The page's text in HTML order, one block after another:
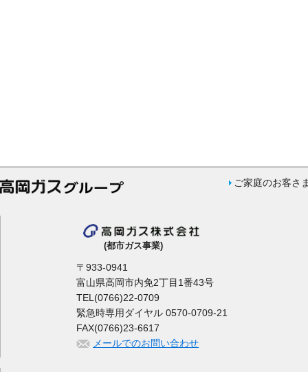
ご家庭のお客さ
(都市ガス事業)
〒933-0941
富山県高岡市内免2丁目1番43号
TEL(0766)22-0709
緊急時専用ダイヤル 0570-0709-21
FAX(0766)23-6617
メールでのお問い合わせ